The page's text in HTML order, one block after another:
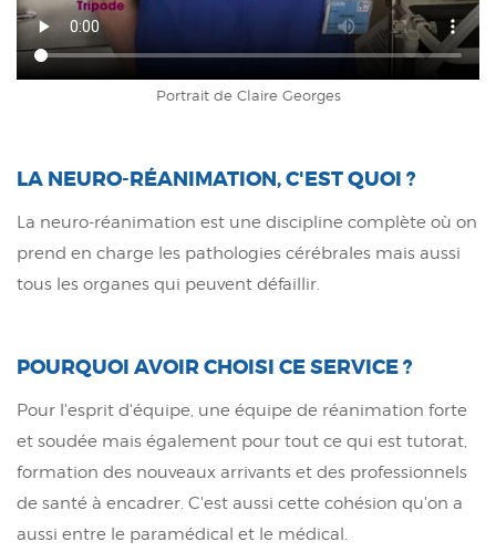
Portrait de Claire Georges
LA NEURO-RÉANIMATION, C'EST QUOI ?
La neuro-réanimation est une discipline complète où on
prend en charge les pathologies cérébrales mais aussi
tous les organes qui peuvent défaillir.
POURQUOI AVOIR CHOISI CE SERVICE ?
Pour l'esprit d'équipe, une équipe de réanimation forte
et soudée mais également pour tout ce qui est tutorat,
formation des nouveaux arrivants et des professionnels
de santé à encadrer. C'est aussi cette cohésion qu'on a
aussi entre le paramédical et le médical.